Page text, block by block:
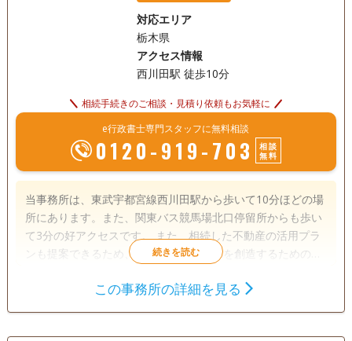
対応エリア
栃木県
アクセス情報
西川田駅 徒歩10分
相続手続きのご相談・見積り依頼もお気軽に
e行政書士専門スタッフに無料相談
0120-919-703
相談
無料
当事務所は、東武宇都宮線西川田駅から歩いて10分ほどの場
所にあります。また、関東バス競馬場北口停留所からも歩い
て3分の好アクセスです。 また、相続した不動産の活用プラ
ンも提案できるため、遺族の明るい未来を創造するための相
うに、紹介窓口として各士業と連携しています。 さらに、相
遺産分割
この事務所の詳細を見る